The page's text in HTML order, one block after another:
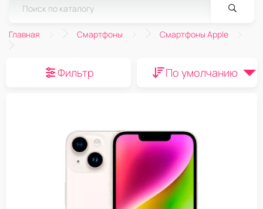
Главная Смартфоны Смартфоны Apple
Фильтр По умолчанию